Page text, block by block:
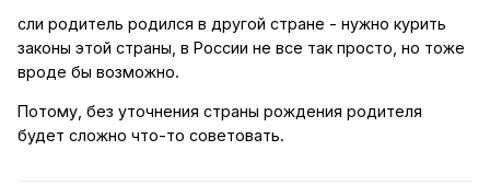
сли родитель родился в другой стране - нужно курить
законы этой страны, в России не все так просто, но тоже
вроде бы возможно.
Потому, без уточнения страны рождения родителя
будет сложно что-то советовать.